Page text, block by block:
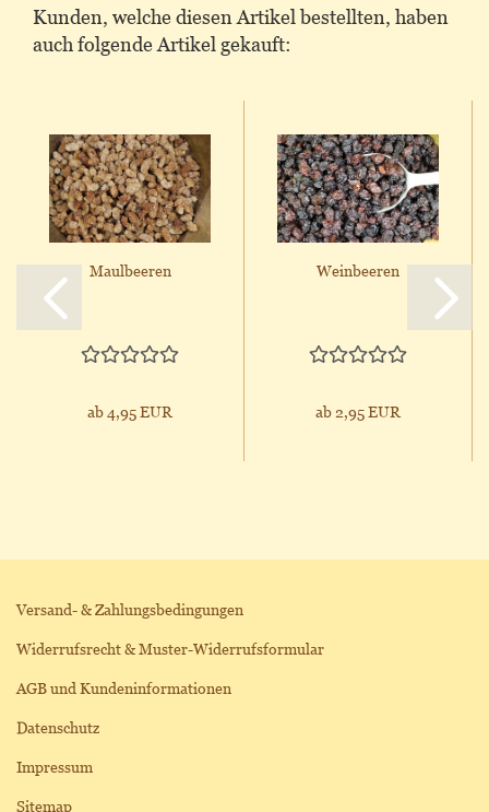
Kunden, welche diesen Artikel bestellten, haben
auch folgende Artikel gekauft:
Maulbeeren
ab 4,95 EUR
Weinbeeren
ab 2,95 EUR
Versand- & Zahlungsbedingungen
Widerrufsrecht & Muster-Widerrufsformular
AGB und Kundeninformationen
Datenschutz
Impressum
Sitemap